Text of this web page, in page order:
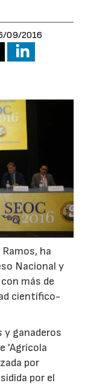
09/2016
Ramos, ha
Nacional y
más de
científico-
y ganaderos
'Agrícola
por
por el